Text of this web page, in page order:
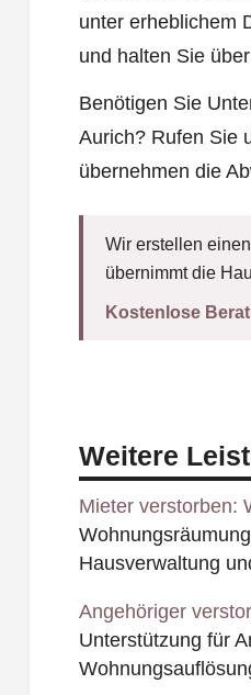
unter erheblichem
und halten Sie
Benötigen Sie
Aurich? Rufen Sie
übernehmen die
Wir erstellen
übernimmt die
Kostenlose
Weitere
Mieter verstorben:
Hausverwaltung
Angehöriger
Unterstützung für